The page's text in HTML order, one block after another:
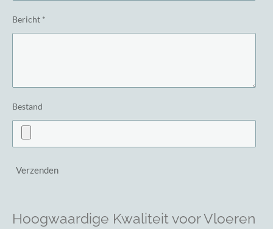
Bericht *
Bestand
Verzenden
Hoogwaardige Kwaliteit voor Vloeren